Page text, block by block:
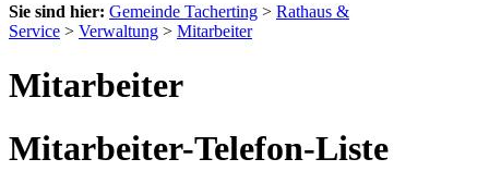
Sie sind hier: Gemeinde Tacherting > Rathaus &
Service > Verwaltung > Mitarbeiter
Mitarbeiter
Mitarbeiter-Telefon-Liste